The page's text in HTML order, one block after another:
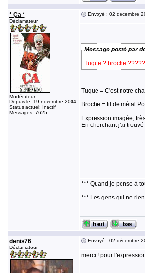
* Ça *
Déclamateur
Modérateur
Depuis le: 19 novembre 2004
Status actuel: Inactif
Messages: 7625
Envoyé : 02 décembre
Message posté par
Tuque ? broche
Tuque = C'est notre
Broche = fil de métal
Expression imagée,
En cherchant j'ai
*** Quand je pense à
*** Les gens qui ne
denis76
Déclamateur
Envoyé : 02 décembre
merci ! pour